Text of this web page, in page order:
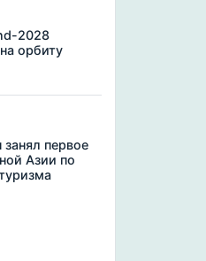
2028
орбиту
занял первое
Азии по